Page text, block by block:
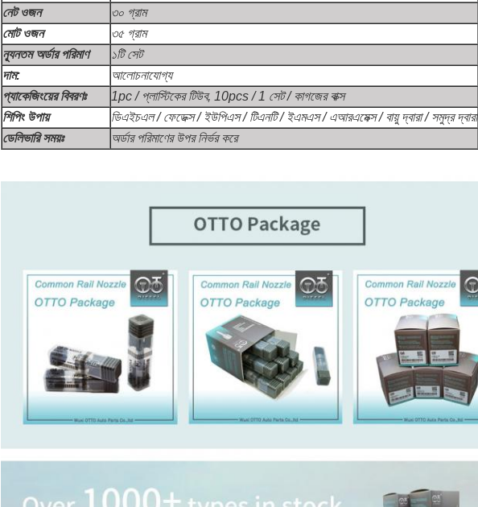
নেট ওজন
৩০ গ্রাম
মোট ওজন
৩৫ গ্রাম
ন্যূনতম অর্ডার পরিমাণ
১টি সেট
দাম:
আলোচনাযোগ্য
প্যাকেজিংয়ের বিবরণঃ
1pc / প্লাস্টিকের টিউব, 10pcs / 1 সেট / কাগজের বাক্স
শিপিং উপায়
ডিএইচএল / ফেডেক্স / ইউপিএস / টিএনটি / ইএমএস / এআরএমেক্স / বায়ু দ্বারা / সমুদ্র দ্বারা
ডেলিভারি সময়ঃ
অর্ডার পরিমাণের উপর নির্ভর করে